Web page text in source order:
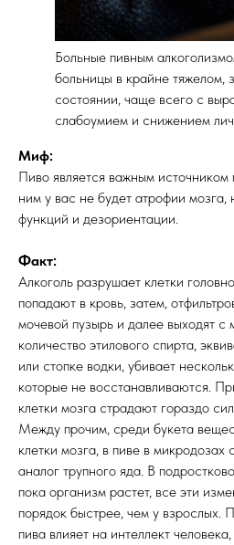
Больные пивным
больницы в крайне тяжелом,
состоянии, чаще всего с
слабоумием и снижением
Миф:
Пиво является важным источником
ним у вас не будет атрофии
функций и дезориентации.
Факт:
Алкоголь разрушает клетки
попадают в кровь, затем,
мочевой пузырь и далее выходят
количество этилового спирта,
или стопке водки, убивает
которые не восстанавливаются.
клетки мозга страдают гораздо
Между прочим, среди букета
клетки мозга, в пиве в
аналог трупного яда. В
пока организм растет, все эти
порядок быстрее, чем у взрослых.
пива влияет на интеллект